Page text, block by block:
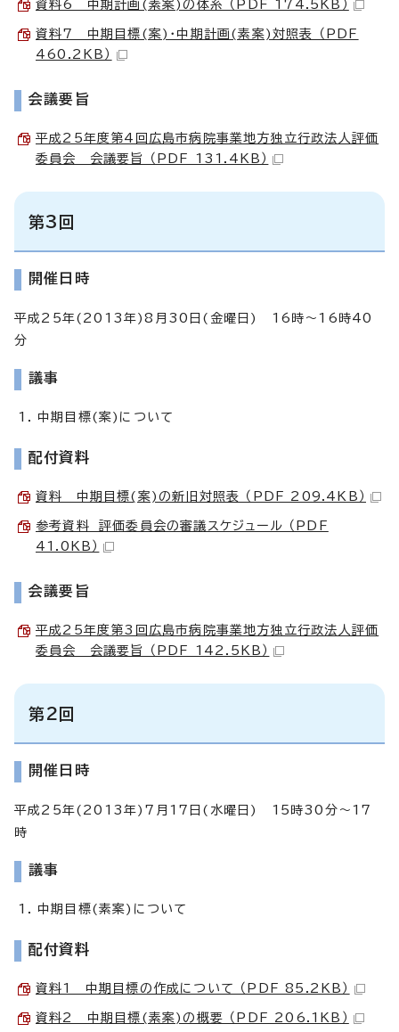
資料6 中期計画(素案)の体系 （PDF 174.5KB）
資料7 中期目標(案)・中期計画(素案)対照表 （PDF
460.2KB）
会議要旨
平成25年度第4回広島市病院事業地方独立行政法人評価
委員会 会議要旨 （PDF 131.4KB）
第3回
開催日時
平成25年(2013年)8月30日(金曜日) 16時～16時40
分
議事
中期目標(案)について
配付資料
資料 中期目標(案)の新旧対照表 （PDF 209.4KB）
参考資料 評価委員会の審議スケジュール （PDF
41.0KB）
会議要旨
平成25年度第3回広島市病院事業地方独立行政法人評価
委員会 会議要旨 （PDF 142.5KB）
第2回
開催日時
平成25年(2013年)7月17日(水曜日) 15時30分～17
時
議事
中期目標(素案)について
配付資料
資料1 中期目標の作成について （PDF 85.2KB）
資料2 中期目標(素案)の概要 （PDF 206.1KB）